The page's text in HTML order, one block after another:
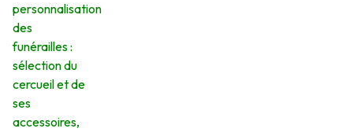
personnalisation
des
funérailles :
sélection du
cercueil et de
ses
accessoires,